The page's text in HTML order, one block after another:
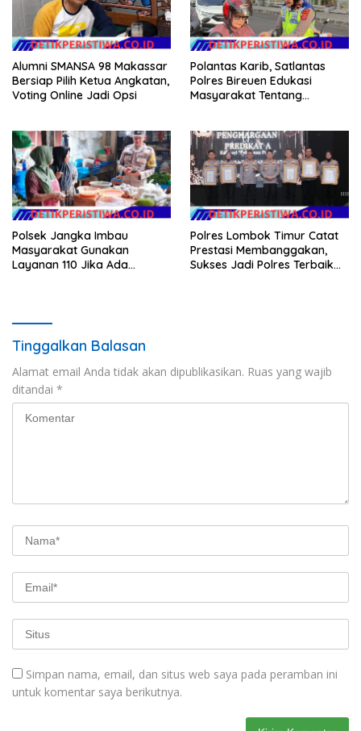
Alumni SMANSA 98 Makassar
Bersiap Pilih Ketua Angkatan,
Voting Online Jadi Opsi
Polantas Karib, Satlantas
Polres Bireuen Edukasi
Masyarakat Tentang
Polsek Jangka Imbau
Masyarakat Gunakan
Layanan 110 Jika Ada
Polres Lombok Timur Catat
Prestasi Membanggakan,
Sukses Jadi Polres Terbaik
Tinggalkan Balasan
Alamat email Anda tidak akan dipublikasikan. Ruas yang wajib
ditandai *
Simpan nama, email, dan situs web saya pada peramban ini
untuk komentar saya berikutnya.